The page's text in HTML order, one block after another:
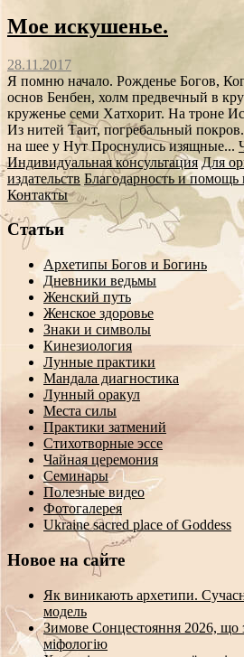
Мое искушенье.
28.11.2017
Я помню начало. Рожденье Богов,
основ Бенбен, холм предвечный в
круженье семи Хатхорит. На троне
Из нитей Таит, погребальный
на шее у Нут Проснулись изящные...
Индивидуальная консультация Для
издательств Благодарность и помощь
Контакты
Статьи
Архетипы Богов и Богинь
Дневники ведьмы
Женский путь
Женское здоровье
Знаки и символы
Кинезиология
Лунные практики
Мандала диагностика
Лунный оракул
Места силы
Практики затмений
Стихотворные эссе
Чайная церемония
Семинары
Полезные видео
Фотогалерея
Ukraine sacred place of Goddess
Новое на сайте
Як виникають архетипи.
модель
Зимове Сонцестояння 2026, що
міфологію